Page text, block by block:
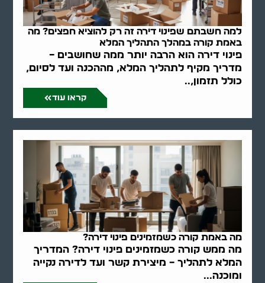
למה חשבתם שפינוי דירה זה רק להוציא חפצים? מה
באמת קורה במהלך התהליך המלא
פינוי דירה הוא הרבה יותר ממה שחושבים –
מדריך מקיף לתהליך המלא, מההכנה ועד לסיום,
כולל תזמון,..
קראו עוד
מה באמת קורה כשמזמינים פינוי דירה?
מה ממש קורה כשמזמינים פינוי דירה? המדריך
המלא לתהליך – מיצירת קשר ועד לדירה נקייה
ומוכנה...